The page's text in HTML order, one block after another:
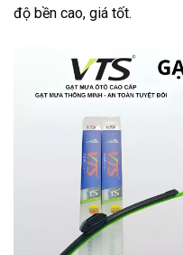
độ bền cao, giá tốt.